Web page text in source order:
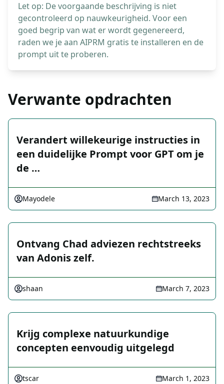
Let op: De voorgaande beschrijving is niet
gecontroleerd op nauwkeurigheid. Voor een
goed begrip van wat er wordt gegenereerd,
raden we je aan AIPRM gratis te installeren en de
prompt uit te proberen.
Verwante opdrachten
Verandert willekeurige instructies in
een duidelijke Prompt voor GPT om je
de …
Mayodele March 13, 2023
Ontvang Chad adviezen rechtstreeks
van Adonis zelf.
shaan March 7, 2023
Krijg complexe natuurkundige
concepten eenvoudig uitgelegd
tscar March 1, 2023